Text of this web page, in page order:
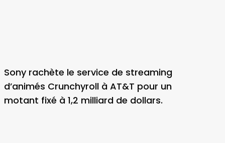
Sony rachète le service de streaming
d’animés Crunchyroll à AT&T pour un
motant fixé à 1,2 milliard de dollars.